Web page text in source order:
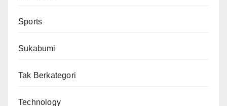
Sports
Sukabumi
Tak Berkategori
Technology